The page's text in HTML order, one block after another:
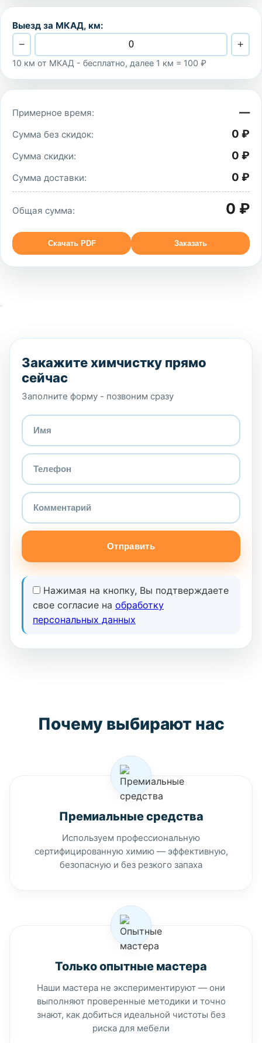
Выезд за МКАД, км:
− +
10 км от МКАД - бесплатно, далее 1 км = 100 ₽
Примерное время: —
Сумма без скидок: 0 ₽
Сумма скидки: 0 ₽
Сумма доставки: 0 ₽
Общая сумма: 0 ₽
Скачать PDF Заказать
Закажите химчистку прямо
сейчас
Заполните форму - позвоним сразу
Отправить
Нажимая на кнопку, Вы подтверждаете
свое согласие на обработку
персональных данных
Почему выбирают нас
Премиальные средства
Используем профессиональную
сертифицированную химию — эффективную,
безопасную и без резкого запаха
Только опытные мастера
Наши мастера не экспериментируют — они
выполняют проверенные методики и точно
знают, как добиться идеальной чистоты без
риска для мебели